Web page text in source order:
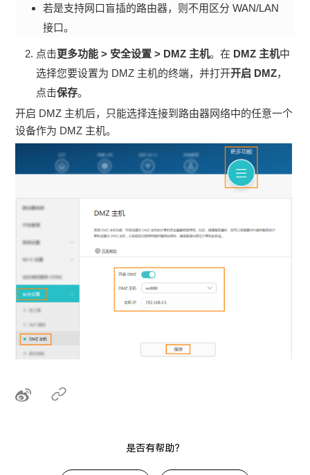
若是支持网口盲插的路由器，则不用区分 WAN/LAN
接口。
点击更多功能 > 安全设置 > DMZ 主机。在 DMZ 主机中
选择您要设置为 DMZ 主机的终端，并打开开启 DMZ，
点击保存。
开启 DMZ 主机后，只能选择连接到路由器网络中的任意一个
设备作为 DMZ 主机。
是否有帮助？